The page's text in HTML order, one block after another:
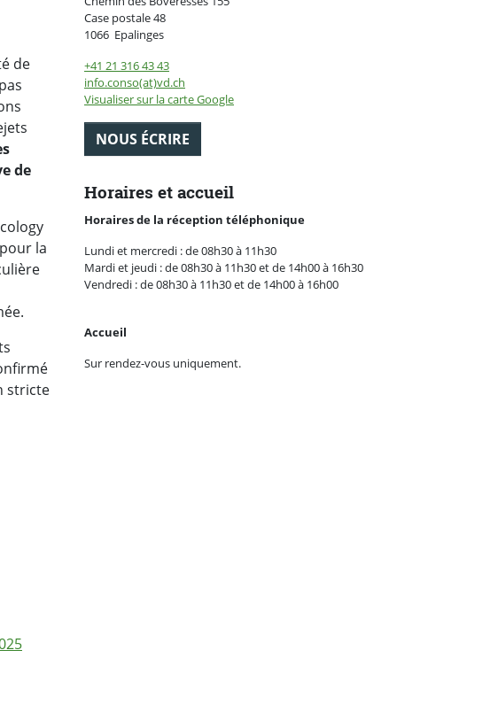
de
de
la
stricte
Case postale48
1066 EpalingesSuisse
+41 21 316 43 43
info.conso(at)vd.ch
Visualiser sur la carte Google
NOUS ÉCRIRE
Horaires et accueil
Horaires de la réception téléphonique
Lundi et mercredi : de 08h30 à 11h30
Mardi et jeudi : de 08h30 à 11h30 et de 14h00 à 16h30
Vendredi : de 08h30 à 11h30 et de 14h00 à 16h00
Accueil
Sur rendez-vous uniquement.